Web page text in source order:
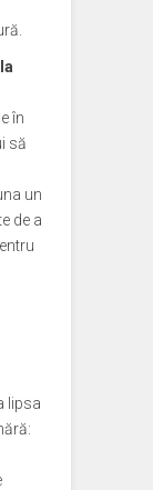
în
să
un
de a
lipsa